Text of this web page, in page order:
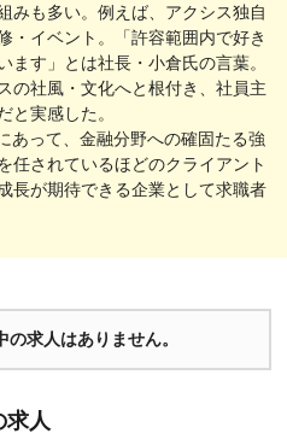
みも多い。例えば、アクシス独自
・イベント。「許容範囲内で好き
ます」とは社長・小倉氏の言葉。
の社風・文化へと根付き、社員主
と実感した。
あって、金融分野への確固たる強
任されているほどのクライアント
長が期待できる企業として求職者
求人はありません。
求人